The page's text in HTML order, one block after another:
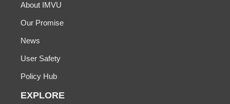
About IMVU
Our Promise
News
User Safety
Policy Hub
EXPLORE